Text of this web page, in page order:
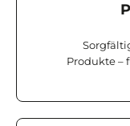
Produkte –